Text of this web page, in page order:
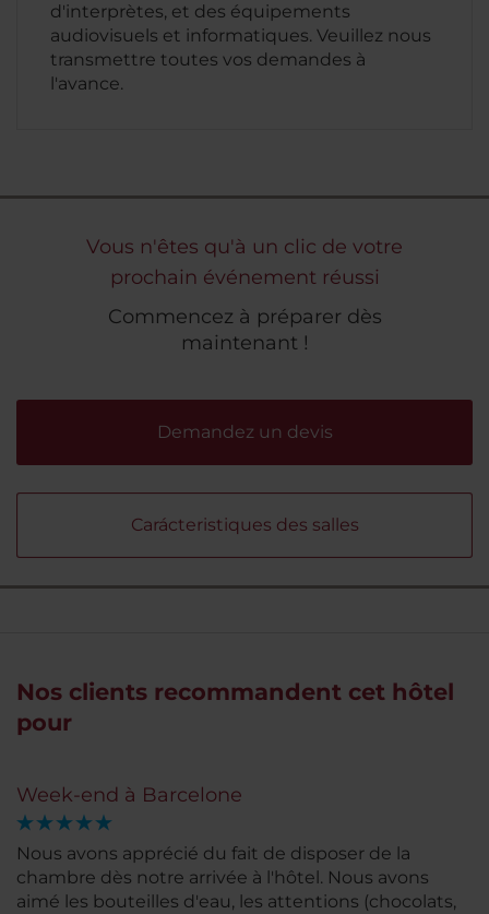
d'interprètes, et des équipements
audiovisuels et informatiques. Veuillez nous
transmettre toutes vos demandes à
l'avance.
Vous n'êtes qu'à un clic de votre
prochain événement réussi
Commencez à préparer dès
maintenant !
Demandez un devis
Carácteristiques des salles
Nos clients recommandent cet hôtel
pour
Week-end à Barcelone
Nous avons apprécié du fait de disposer de la
chambre dès notre arrivée à l'hôtel. Nous avons
aimé les bouteilles d'eau, les attentions (chocolats,